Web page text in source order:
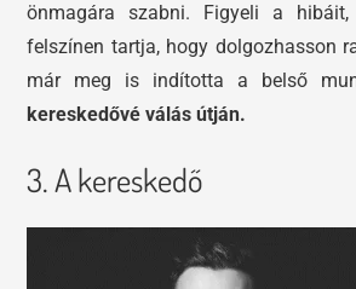
önmagára szabni. Figyeli a
felszínen tartja, hogy dolgozhasson
már meg is indította a belső
kereskedővé válás útján.
3. A kereskedő